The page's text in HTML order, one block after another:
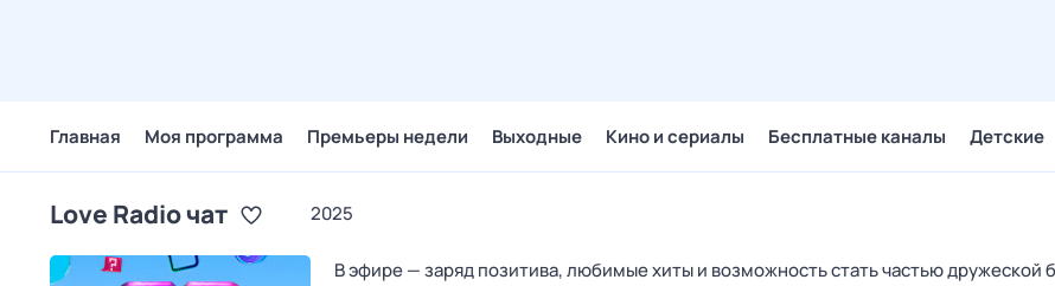
Главная Моя программа Премьеры недели Выходные Кино и сериалы Бесплатные каналы Детские
Love Radio чат 2025
В эфире — заряд позитива, любимые хиты и возможность стать частью дружеской